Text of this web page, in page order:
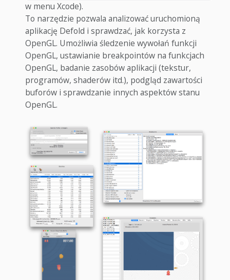
w menu Xcode).
To narzędzie pozwala analizować uruchomioną
aplikację Defold i sprawdzać, jak korzysta z
OpenGL. Umożliwia śledzenie wywołań funkcji
OpenGL, ustawianie breakpointów na funkcjach
OpenGL, badanie zasobów aplikacji (tekstur,
programów, shaderów itd.), podgląd zawartości
buforów i sprawdzanie innych aspektów stanu
OpenGL.